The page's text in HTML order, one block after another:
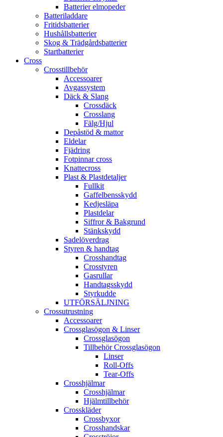
Batterier elmopeder
Batteriladdare
Fritidsbatterier
Hushållsbatterier
Skog & Trädgårdsbatterier
Startbatterier
Cross
Crosstillbehör
Accessoarer
Avgassystem
Däck & Slang
Crossdäck
Crosslang
Fälg/Hjul
Depåstöd & mattor
Eldelar
Fjädring
Fotpinnar cross
Knattecross
Plast & Plastdetaljer
Fullkit
Gaffelbensskydd
Kedjesläpa
Plastdelar
Siffror & Bakgrund
Stänkskydd
Sadelöverdrag
Styren & handtag
Crosshandtag
Crosstyren
Gasrullar
Handtagsskydd
Styrkudde
UTFÖRSÄLJNING
Crossutrustning
Accessoarer
Crossglasögon & Linser
Crossglasögon
Tillbehör Crossglasögon
Linser
Roll-Offs
Tear-Offs
Crosshjälmar
Crosshjälmar
Hjälmtillbehör
Crosskläder
Crossbyxor
Crosshandskar